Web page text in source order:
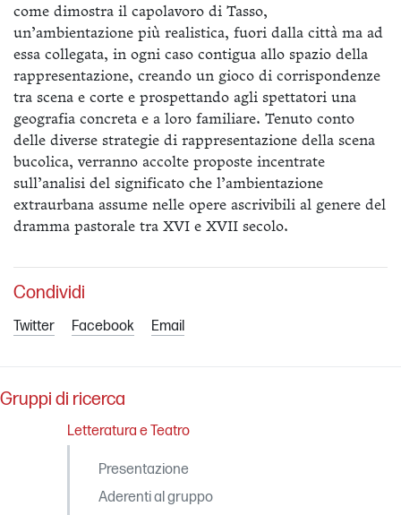
come dimostra il capolavoro di Tasso,
un’ambientazione più realistica, fuori dalla città ma ad
essa collegata, in ogni caso contigua allo spazio della
rappresentazione, creando un gioco di corrispondenze
tra scena e corte e prospettando agli spettatori una
geografia concreta e a loro familiare. Tenuto conto
delle diverse strategie di rappresentazione della scena
bucolica, verranno accolte proposte incentrate
sull’analisi del significato che l’ambientazione
extraurbana assume nelle opere ascrivibili al genere del
dramma pastorale tra XVI e XVII secolo.
Condividi
Twitter Facebook Email
Gruppi di ricerca
Letteratura e Teatro
Presentazione
Aderenti al gruppo